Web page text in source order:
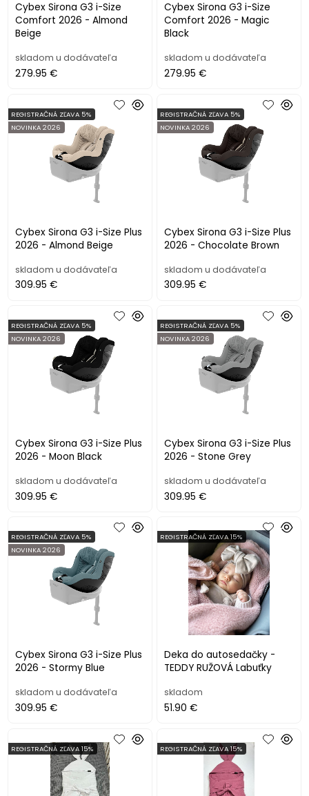
Cybex Sirona G3 i-Size
Comfort 2026 - Almond
Beige
skladom u dodávateľa
279.95 €
Cybex Sirona G3 i-Size
Comfort 2026 - Magic
Black
skladom u dodávateľa
279.95 €
Cybex Sirona G3 i-Size Plus
2026 - Almond Beige
REGISTRAČNÁ ZĽAVA 5%
NOVINKA 2026
skladom u dodávateľa
309.95 €
Cybex Sirona G3 i-Size Plus
2026 - Chocolate Brown
REGISTRAČNÁ ZĽAVA 5%
NOVINKA 2026
skladom u dodávateľa
309.95 €
Cybex Sirona G3 i-Size Plus
2026 - Moon Black
REGISTRAČNÁ ZĽAVA 5%
NOVINKA 2026
skladom u dodávateľa
309.95 €
Cybex Sirona G3 i-Size Plus
2026 - Stone Grey
REGISTRAČNÁ ZĽAVA 5%
NOVINKA 2026
skladom u dodávateľa
309.95 €
Cybex Sirona G3 i-Size Plus
2026 - Stormy Blue
REGISTRAČNÁ ZĽAVA 5%
NOVINKA 2026
skladom u dodávateľa
309.95 €
Deka do autosedačky -
TEDDY RUŽOVÁ Labuťky
REGISTRAČNÁ ZĽAVA 15%
skladom
51.90 €
REGISTRAČNÁ ZĽAVA 15% REGISTRAČNÁ ZĽAVA 15%